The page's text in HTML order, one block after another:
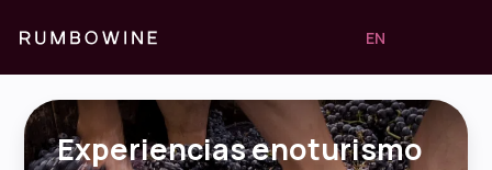
EN
Experiencias enoturismo